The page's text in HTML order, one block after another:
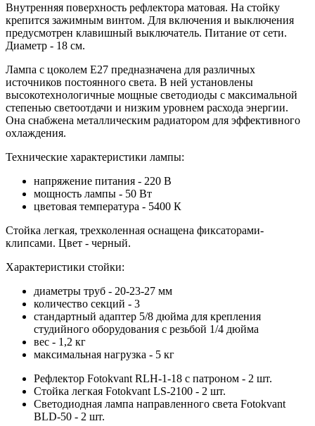
Внутренняя поверхность рефлектора матовая. На стойку
крепится зажимным винтом. Для включения и выключения
предусмотрен клавишный выключатель. Питание от сети.
Диаметр - 18 см.
Лампа с цоколем Е27 предназначена для различных
источников постоянного света. В ней установлены
высокотехнологичные мощные светодиоды с максимальной
степенью светоотдачи и низким уровнем расхода энергии.
Она снабжена металлическим радиатором для эффективного
охлаждения.
Технические характеристики лампы:
напряжение питания - 220 В
мощность лампы - 50 Вт
цветовая температура - 5400 К
Стойка легкая, трехколенная оснащена фиксаторами-
клипсами. Цвет - черный.
Характеристики стойки:
диаметры труб - 20-23-27 мм
количество секций - 3
стандартный адаптер 5/8 дюйма для крепления
студийного оборудования с резьбой 1/4 дюйма
вес - 1,2 кг
максимальная нагрузка - 5 кг
Рефлектор Fotokvant RLH-1-18 с патроном - 2 шт.
Стойка легкая Fotokvant LS-2100 - 2 шт.
Светодиодная лампа направленного света Fotokvant
BLD-50 - 2 шт.